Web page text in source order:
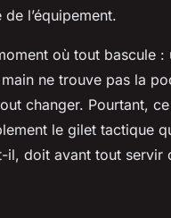
l’équipement.
où tout bascule :
ne trouve pas la
changer. Pourtant, ce
le gilet tactique
il, doit avant tout servir